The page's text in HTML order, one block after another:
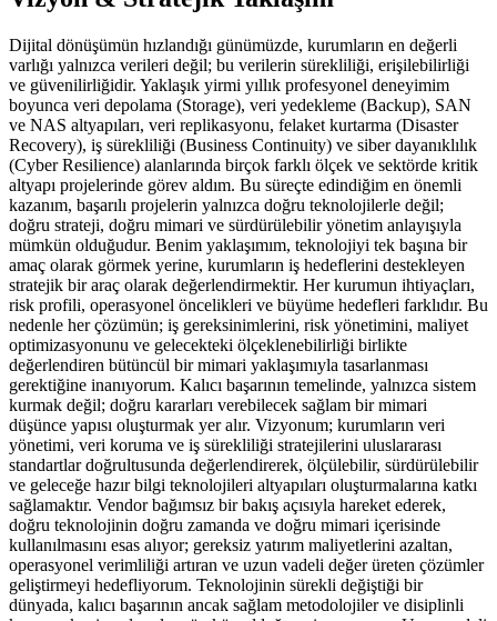
Dijital dönüşümün hızlandığı günümüzde, kurumların en değerli
varlığı yalnızca verileri değil; bu verilerin sürekliliği, erişilebilirliği
ve güvenilirliğidir. Yaklaşık yirmi yıllık profesyonel deneyimim
boyunca veri depolama (Storage), veri yedekleme (Backup), SAN
ve NAS altyapıları, veri replikasyonu, felaket kurtarma (Disaster
Recovery), iş sürekliliği (Business Continuity) ve siber dayanıklılık
(Cyber Resilience) alanlarında birçok farklı ölçek ve sektörde kritik
altyapı projelerinde görev aldım. Bu süreçte edindiğim en önemli
kazanım, başarılı projelerin yalnızca doğru teknolojilerle değil;
doğru strateji, doğru mimari ve sürdürülebilir yönetim anlayışıyla
mümkün olduğudur. Benim yaklaşımım, teknolojiyi tek başına bir
amaç olarak görmek yerine, kurumların iş hedeflerini destekleyen
stratejik bir araç olarak değerlendirmektir. Her kurumun ihtiyaçları,
risk profili, operasyonel öncelikleri ve büyüme hedefleri farklıdır. Bu
nedenle her çözümün; iş gereksinimlerini, risk yönetimini, maliyet
optimizasyonunu ve gelecekteki ölçeklenebilirliği birlikte
değerlendiren bütüncül bir mimari yaklaşımıyla tasarlanması
gerektiğine inanıyorum. Kalıcı başarının temelinde, yalnızca sistem
kurmak değil; doğru kararları verebilecek sağlam bir mimari
düşünce yapısı oluşturmak yer alır. Vizyonum; kurumların veri
yönetimi, veri koruma ve iş sürekliliği stratejilerini uluslararası
standartlar doğrultusunda değerlendirerek, ölçülebilir, sürdürülebilir
ve geleceğe hazır bilgi teknolojileri altyapıları oluşturmalarına katkı
sağlamaktır. Vendor bağımsız bir bakış açısıyla hareket ederek,
doğru teknolojinin doğru zamanda ve doğru mimari içerisinde
kullanılmasını esas alıyor; gereksiz yatırım maliyetlerini azaltan,
operasyonel verimliliği artıran ve uzun vadeli değer üreten çözümler
geliştirmeyi hedefliyorum. Teknolojinin sürekli değiştiği bir
dünyada, kalıcı başarının ancak sağlam metodolojiler ve disiplinli